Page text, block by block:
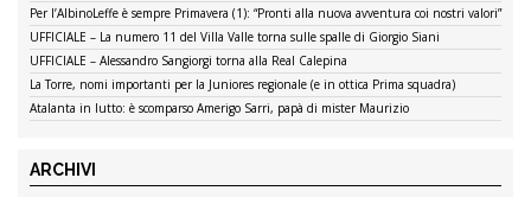
Per l’AlbinoLeffe è sempre Primavera (1): “Pronti alla nuova avventura coi nostri valori”
UFFICIALE – La numero 11 del Villa Valle torna sulle spalle di Giorgio Siani
UFFICIALE – Alessandro Sangiorgi torna alla Real Calepina
La Torre, nomi importanti per la Juniores regionale (e in ottica Prima squadra)
Atalanta in lutto: è scomparso Amerigo Sarri, papà di mister Maurizio
ARCHIVI